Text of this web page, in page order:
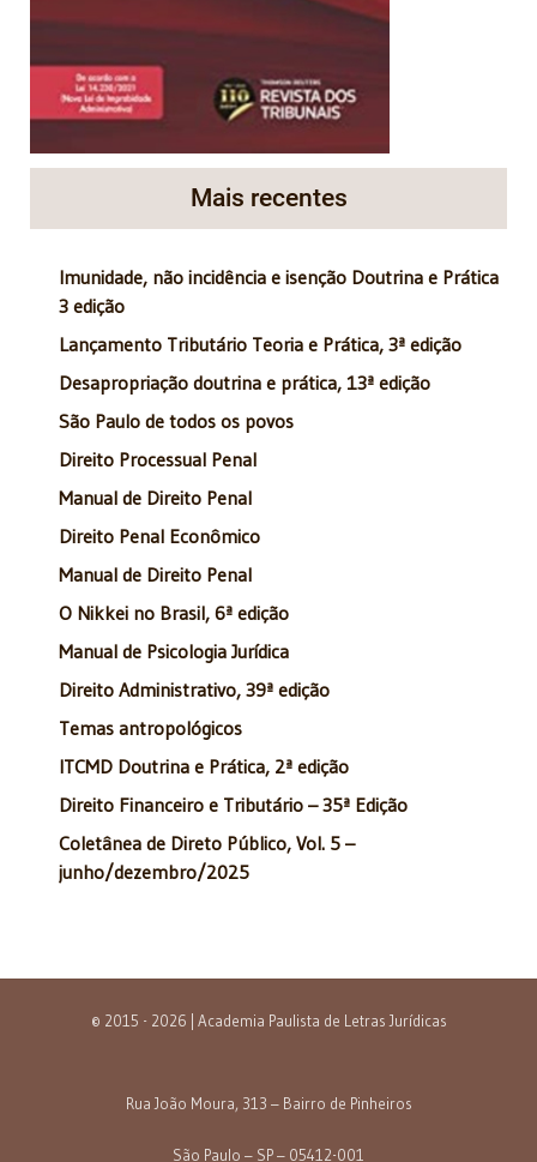
Mais recentes
Imunidade, não incidência e isenção Doutrina e Prática
3 edição
Lançamento Tributário Teoria e Prática, 3ª edição
Desapropriação doutrina e prática, 13ª edição
São Paulo de todos os povos
Direito Processual Penal
Manual de Direito Penal
Direito Penal Econômico
Manual de Direito Penal
O Nikkei no Brasil, 6ª edição
Manual de Psicologia Jurídica
Direito Administrativo, 39ª edição
Temas antropológicos
ITCMD Doutrina e Prática, 2ª edição
Direito Financeiro e Tributário – 35ª Edição
Coletânea de Direto Público, Vol. 5 –
junho/dezembro/2025
© 2015 - 2026 | Academia Paulista de Letras Jurídicas
Rua João Moura, 313 – Bairro de Pinheiros
São Paulo – SP – 05412-001